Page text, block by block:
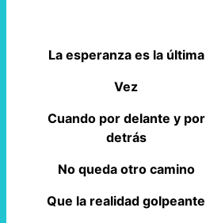
La esperanza es la última
Vez
Cuando por delante y por
detrás
No queda otro camino
Que la realidad golpeante